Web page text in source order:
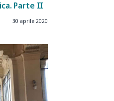
Parte II
30 aprile 2020